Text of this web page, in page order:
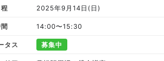
2025年9月14日(日)
14:00〜15:30
タス 募集中